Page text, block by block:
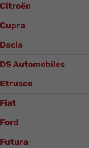
Citroën
Cupra
Dacia
DS Automobiles
Etrusco
Fiat
Ford
Futura